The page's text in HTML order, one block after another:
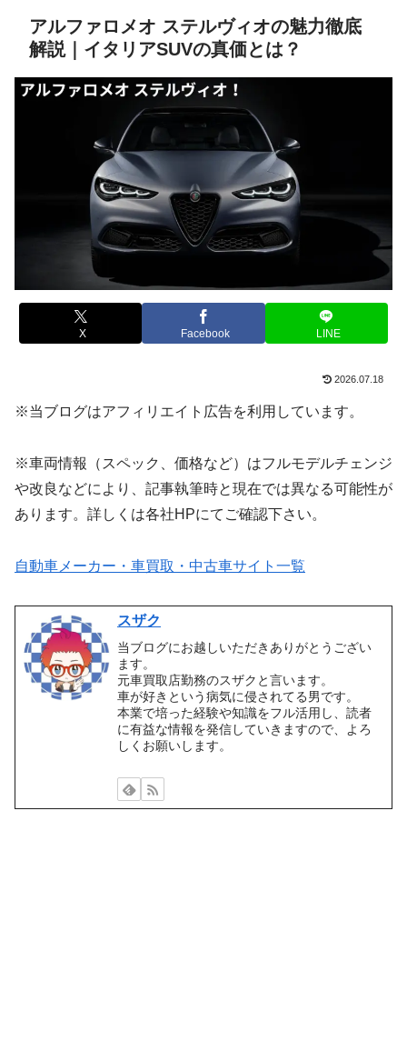
アルファロメオ ステルヴィオの魅力徹底
解説｜イタリアSUVの真価とは？
X Facebook LINE
2026.07.18
※当ブログはアフィリエイト広告を利用しています。
※車両情報（スペック、価格など）はフルモデルチェンジ
や改良などにより、記事執筆時と現在では異なる可能性が
あります。詳しくは各社HPにてご確認下さい。
自動車メーカー・車買取・中古車サイト一覧
スザク
当ブログにお越しいただきありがとうござい
ます。
元車買取店勤務のスザクと言います。
車が好きという病気に侵されてる男です。
本業で培った経験や知識をフル活用し、読者
に有益な情報を発信していきますので、よろ
しくお願いします。